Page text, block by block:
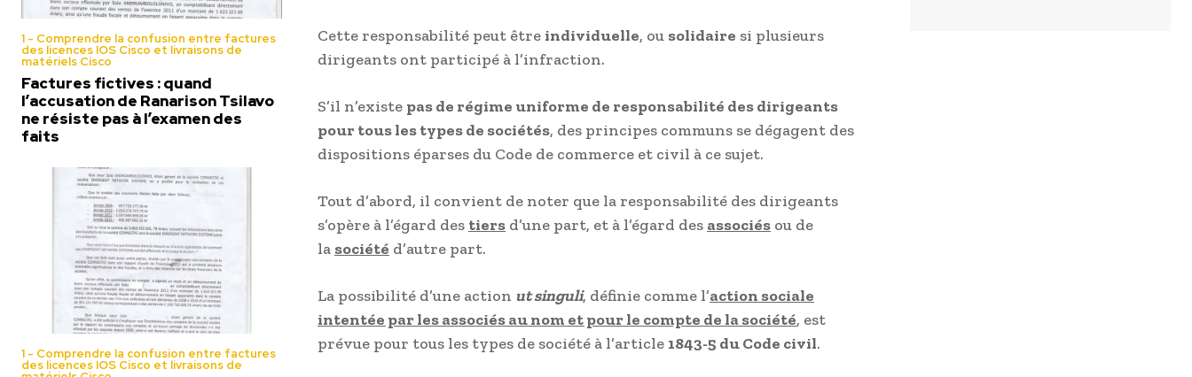
1 - Comprendre la confusion entre factures
des licences IOS Cisco et livraisons de
matériels Cisco
Factures fictives : quand
l’accusation de Ranarison Tsilavo
ne résiste pas à l’examen des
faits
1 - Comprendre la confusion entre factures
des licences IOS Cisco et livraisons de
Cette responsabilité peut être individuelle, ou solidaire si plusieurs
dirigeants ont participé à l’infraction.
S’il n’existe pas de régime uniforme de responsabilité des dirigeants
pour tous les types de sociétés, des principes communs se dégagent des
dispositions éparses du Code de commerce et civil à ce sujet.
Tout d’abord, il convient de noter que la responsabilité des dirigeants
s’opère à l’égard des tiers d’une part, et à l’égard des associés ou de
la société d’autre part.
La possibilité d’une action ut singuli, définie comme l’action sociale
intentée par les associés au nom et pour le compte de la société, est
prévue pour tous les types de société à l’article 1843-5 du Code civil.